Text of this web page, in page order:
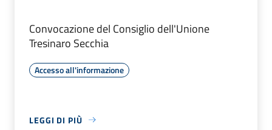
Convocazione del Consiglio dell'Unione
Tresinaro Secchia
Accesso all'informazione
LEGGI DI PIÙ